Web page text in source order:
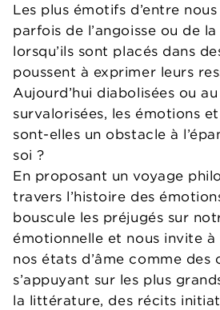
Les plus émotifs d’entre
parfois de l’angoisse ou de
lorsqu’ils sont placés dans
poussent à exprimer leurs
Aujourd’hui diabolisées ou
survalorisées, les émotions
sont-elles un obstacle à
soi ?
En proposant un voyage
travers l’histoire des
bouscule les préjugés sur
émotionnelle et nous invite
nos états d’âme comme des
s’appuyant sur les plus
la littérature, des récits